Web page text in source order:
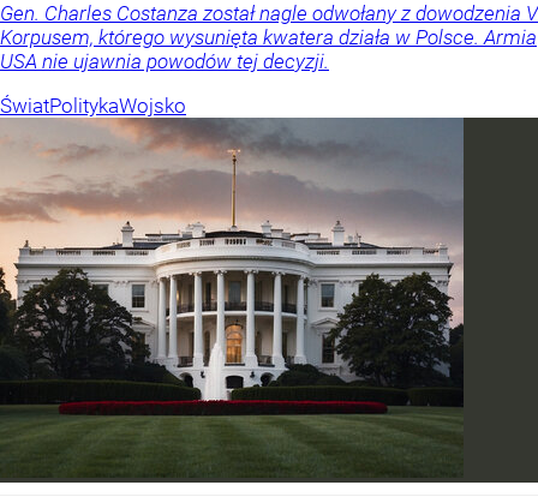
Gen. Charles Costanza został nagle odwołany z dowodzenia V
Korpusem, którego wysunięta kwatera działa w Polsce. Armia
USA nie ujawnia powodów tej decyzji.
ŚwiatPolitykaWojsko